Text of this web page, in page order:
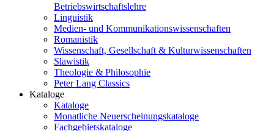
Betriebswirtschaftslehre
Linguistik
Medien- und Kommunikationswissenschaften
Romanistik
Wissenschaft, Gesellschaft & Kulturwissenschaften
Slawistik
Theologie & Philosophie
Peter Lang Classics
Kataloge
Kataloge
Monatliche Neuerscheinungskataloge
Fachgebietskataloge